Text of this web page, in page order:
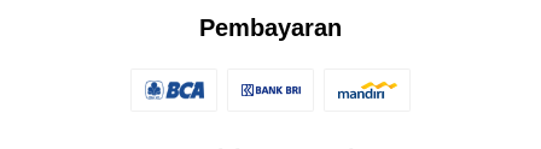
Pembayaran